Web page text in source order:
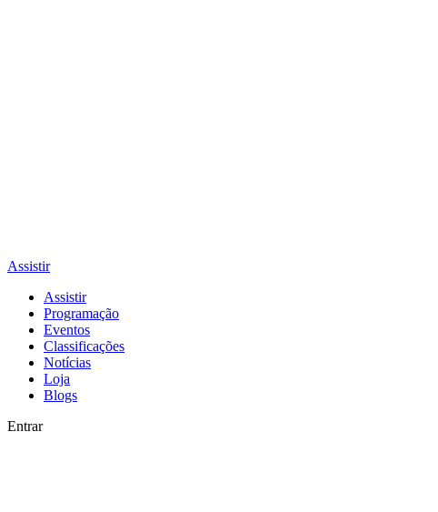
Assistir
Assistir
Programação
Eventos
Classificações
Notícias
Loja
Blogs
Entrar